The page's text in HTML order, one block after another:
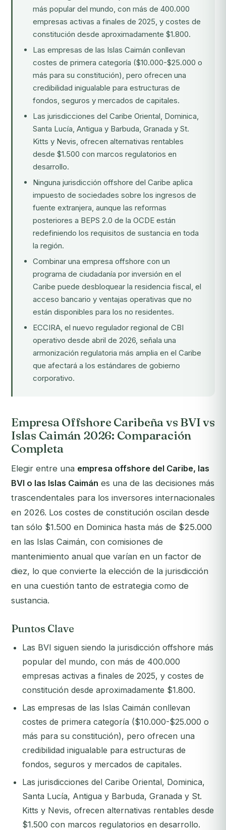
más popular del mundo, con más de 400.000
empresas activas a finales de 2025, y costes de
constitución desde aproximadamente $1.800.
Las empresas de las Islas Caimán conllevan
costes de primera categoría ($10.000-$25.000 o
más para su constitución), pero ofrecen una
credibilidad inigualable para estructuras de
fondos, seguros y mercados de capitales.
Las jurisdicciones del Caribe Oriental, Dominica,
Santa Lucía, Antigua y Barbuda, Granada y St.
Kitts y Nevis, ofrecen alternativas rentables
desde $1.500 con marcos regulatorios en
desarrollo.
Ninguna jurisdicción offshore del Caribe aplica
impuesto de sociedades sobre los ingresos de
fuente extranjera, aunque las reformas
posteriores a BEPS 2.0 de la OCDE están
redefiniendo los requisitos de sustancia en toda
la región.
Combinar una empresa offshore con un
programa de ciudadanía por inversión en el
Caribe puede desbloquear la residencia fiscal, el
acceso bancario y ventajas operativas que no
están disponibles para los no residentes.
ECCIRA, el nuevo regulador regional de CBI
operativo desde abril de 2026, señala una
armonización regulatoria más amplia en el Caribe
que afectará a los estándares de gobierno
corporativo.
Empresa Offshore Caribeña vs BVI vs
Islas Caimán 2026: Comparación
Completa
Elegir entre una empresa offshore del Caribe, las
BVI o las Islas Caimán es una de las decisiones más
trascendentales para los inversores internacionales
en 2026. Los costes de constitución oscilan desde
tan sólo $1.500 en Dominica hasta más de $25.000
en las Islas Caimán, con comisiones de
mantenimiento anual que varían en un factor de
diez, lo que convierte la elección de la jurisdicción
en una cuestión tanto de estrategia como de
sustancia.
Puntos Clave
Las BVI siguen siendo la jurisdicción offshore más
popular del mundo, con más de 400.000
empresas activas a finales de 2025, y costes de
constitución desde aproximadamente $1.800.
Las empresas de las Islas Caimán conllevan
costes de primera categoría ($10.000-$25.000 o
más para su constitución), pero ofrecen una
credibilidad inigualable para estructuras de
fondos, seguros y mercados de capitales.
Las jurisdicciones del Caribe Oriental, Dominica,
Santa Lucía, Antigua y Barbuda, Granada y St.
Kitts y Nevis, ofrecen alternativas rentables desde
$1.500 con marcos regulatorios en desarrollo.